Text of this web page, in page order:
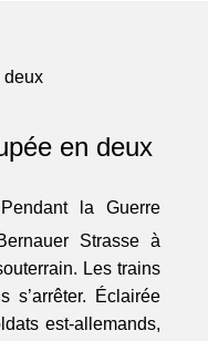
en deux
la Guerre
Strasse à
Les trains
s’arrêter. Éclairée
est-allemands,